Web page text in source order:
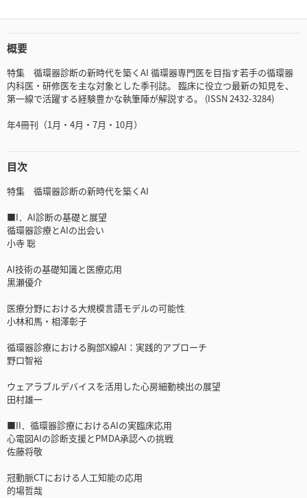
概要
特集 循環器診断の新時代を築くAI 循環器専門医を目指す若手の循環器
内科医・研修医を主な対象とした季刊誌。 臨床に役立つ最新の知見を、
第一線で活躍する経験豊かな執筆陣が解説する。 (ISSN 2432-3284)
年4冊刊（1月・4月・7月・10月）
目次
特集 循環器診断の新時代を築くAI
■I．AI診断の基礎と展望
循環器診療とAIの出会い
小寺 聡
AI技術の基礎知識と医療応用
黒瀬優介
医療分野における大規模言語モデルの可能性
小林和馬・相澤彰子
循環器診療における胸部X線AI：実践的アプローチ
野口智裕
ウェアラブルデバイスを活用した心房細動検出の展望
田村雄一
■II．循環器診療におけるAIの実臨床応用
心電図AIの診断支援とPMDA承認への挑戦
佐藤将敬
冠動脈CTにおける人工知能の応用
的場哲哉